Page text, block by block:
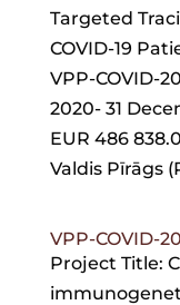
Targeted
COVID-19
VPP-COVID-
2020- 31
EUR 486
Valdis Pīrāgs
VPP-COVID-
Project Title: